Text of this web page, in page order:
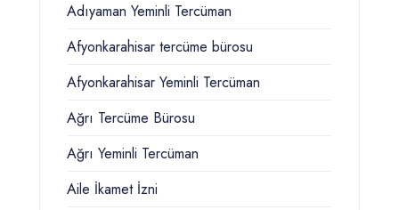
Adıyaman Yeminli Tercüman
Afyonkarahisar tercüme bürosu
Afyonkarahisar Yeminli Tercüman
Ağrı Tercüme Bürosu
Ağrı Yeminli Tercüman
Aile İkamet İzni